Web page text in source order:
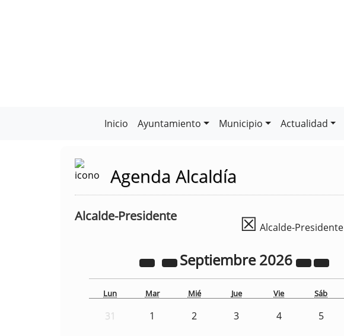
Inicio Ayuntamiento Municipio Actualidad
Agenda Alcaldía
Alcalde-Presidente ☒ Alcalde-Presidente
Septiembre2026
Lun Mar Mié Jue Vie Sáb
31 1 2 3 4 5